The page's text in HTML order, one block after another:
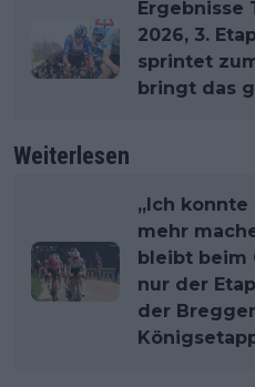
Ergebnisse
2026, 3.
sprintet
bringt das
Weiterlesen
„Ich
mehr
bleibt beim
nur der
der